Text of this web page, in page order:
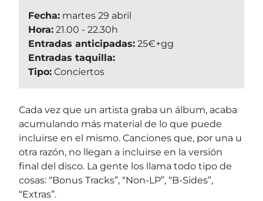
Fecha: martes 29 abril
Hora: 21.00 - 22.30h
Entradas anticipadas: 25€+gg
Entradas taquilla:
Tipo: Conciertos
Cada vez que un artista graba un álbum, acaba
acumulando más material de lo que puede
incluirse en el mismo. Canciones que, por una u
otra razón, no llegan a incluirse en la versión
final del disco. La gente los llama todo tipo de
cosas: “Bonus Tracks”, “Non-LP”, “B-Sides”,
“Extras”.